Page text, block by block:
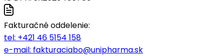
Fakturačné oddelenie:
tel: +421 46 5154 158
e-mail: fakturaciabo@unipharma.sk